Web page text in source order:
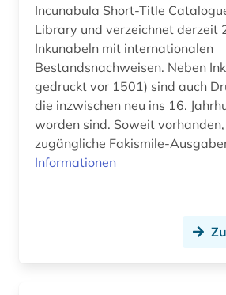
briefwechsel (1)
britische geschichte (1)
british library (4)
bruckner (1)
Incunabula Short-Title
Library und verzeichnet derzeit
Inkunabeln mit internationalen
Bestandsnachweisen. Neben
gedruckt vor 1501) sind auch
die inzwischen neu ins 16.
worden sind. Soweit
zugängliche Fakismile-
Informationen